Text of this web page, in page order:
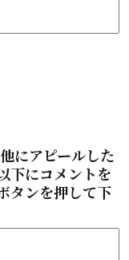
にアピールした
下にコメントを
タンを押して下